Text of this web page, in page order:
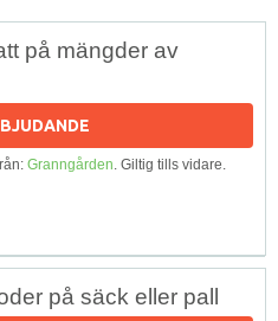
på mängder av
Granngården. Giltig tills vidare.
på säck eller pall